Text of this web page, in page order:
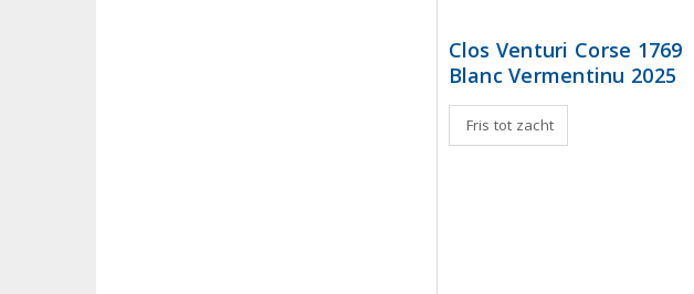
Clos Venturi Corse 1769
Blanc Vermentinu 2025
Fris tot zacht